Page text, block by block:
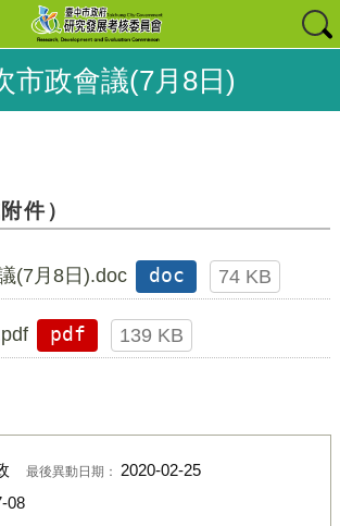
市政會議(7月8日)
件）
(7月8日).doc doc 74 KB
pdf 139 KB
最後異動日期： 2020-02-25
08